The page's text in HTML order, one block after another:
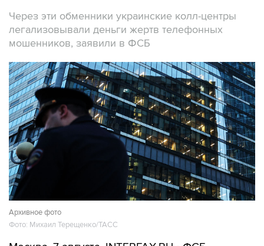
Через эти обменники украинские колл-центры
легализовывали деньги жертв телефонных
мошенников, заявили в ФСБ
Архивное фото
Фото: Михаил Терещенко/ТАСС